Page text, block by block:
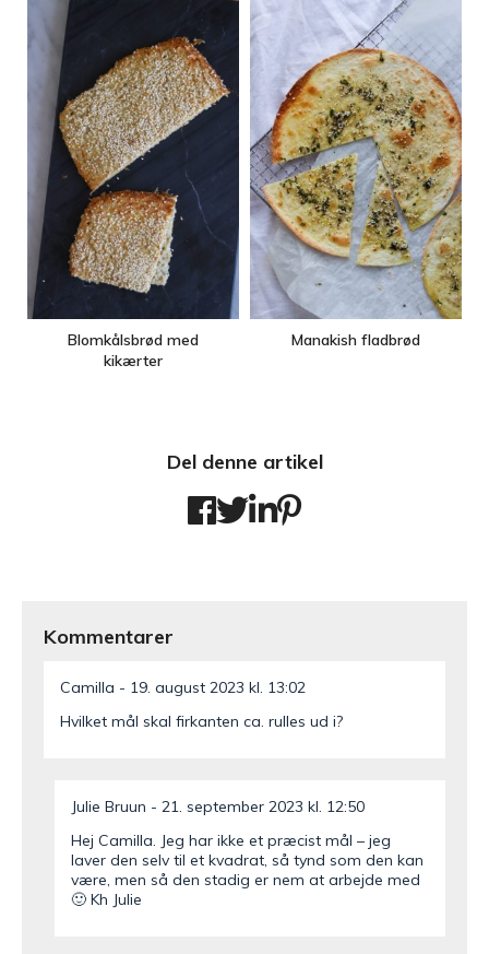
Blomkålsbrød med
kikærter
Manakish fladbrød
Del denne artikel
Kommentarer
Camilla
19. august 2023 kl. 13:02
Hvilket mål skal firkanten ca. rulles ud i?
Julie Bruun
21. september 2023 kl. 12:50
Hej Camilla. Jeg har ikke et præcist mål – jeg
laver den selv til et kvadrat, så tynd som den kan
være, men så den stadig er nem at arbejde med
🙂 Kh Julie